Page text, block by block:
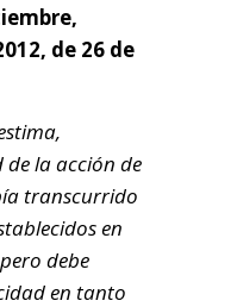
de 26 de
la acción de
transcurrido
en
debe
en tanto